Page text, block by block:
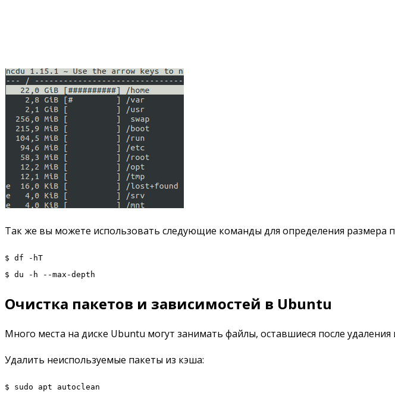
Так же вы можете использовать следующие команды для определения размера
$ df -hT
$ du -h --max-depth
Очистка пакетов и зависимостей в Ubuntu
Много места на диске Ubuntu могут занимать файлы, оставшиеся после
Удалить неиспользуемые пакеты из кэша:
$ sudo apt autoclean